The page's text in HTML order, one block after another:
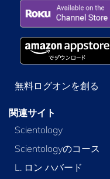
無料ログオンを創る
関連サイト
Scientology
Scientologyのコース
L. ロン ハバード